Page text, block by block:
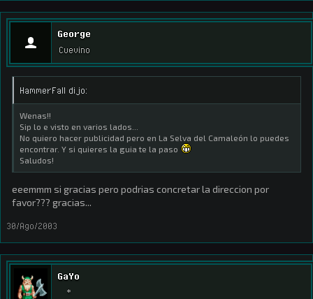
George
Cuevino
HammerFall dijo:
Wenas!!
Sip lo e visto en varios lados...
No quiero hacer publicidad pero en La Selva del Camaleón lo puedes
encontrar. Y si quieres la guia te la paso
Saludos!
eeemmm si gracias pero podrias concretar la direccion por
favor??? gracias...
30/Ago/2003
GaYo
*